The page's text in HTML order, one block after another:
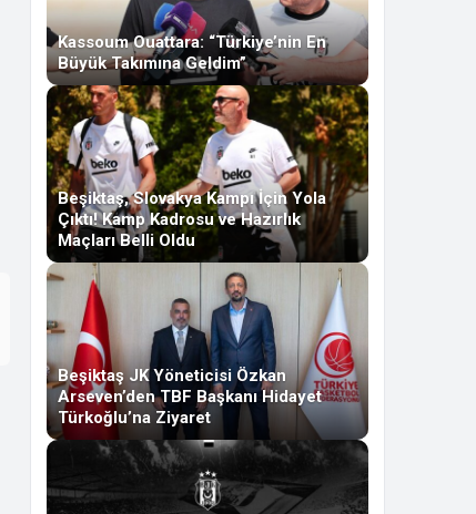
Kassoum Ouattara: “Türkiye’nin En
Büyük Takımına Geldim”
Beşiktaş, Slovakya Kampı İçin Yola
Çıktı! Kamp Kadrosu ve Hazırlık
Maçları Belli Oldu
Beşiktaş JK Yöneticisi Özkan
Arseven’den TBF Başkanı Hidayet
Türkoğlu’na Ziyaret